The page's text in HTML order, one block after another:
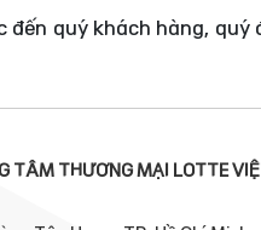
quý khách hàng,
TÂM THƯƠNG MẠI LOTTE